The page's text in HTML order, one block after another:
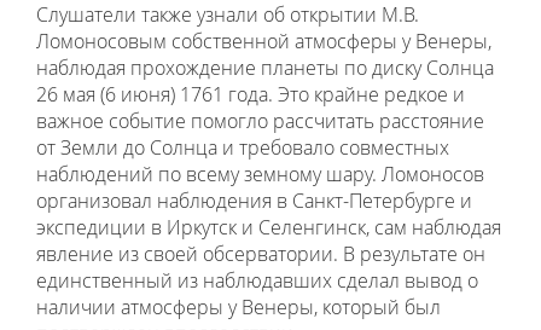
Слушатели также узнали об открытии М.В.
Ломоносовым собственной атмосферы у Венеры,
наблюдая прохождение планеты по диску Солнца
26 мая (6 июня) 1761 года. Это крайне редкое и
важное событие помогло рассчитать расстояние
от Земли до Солнца и требовало совместных
наблюдений по всему земному шару. Ломоносов
организовал наблюдения в Санкт-Петербурге и
экспедиции в Иркутск и Селенгинск, сам наблюдая
явление из своей обсерватории. В результате он
единственный из наблюдавших сделал вывод о
наличии атмосферы у Венеры, который был